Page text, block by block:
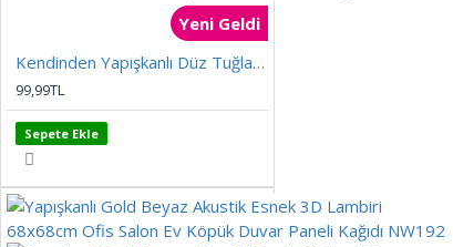
Yeni Geldi
Kendinden Yapışkanlı Düz Tuğla Desenli 3D Gri 68cmx68cm Salon Ev Köpük Duvar Paneli Kağıdı NW197
99,99TL
Sepete Ekle